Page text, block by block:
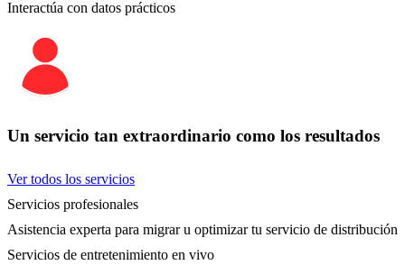
Interactúa con datos prácticos
Un servicio tan extraordinario como los resultados
Ver todos los servicios
Servicios profesionales
Asistencia experta para migrar u optimizar tu servicio de distribución
Servicios de entretenimiento en vivo